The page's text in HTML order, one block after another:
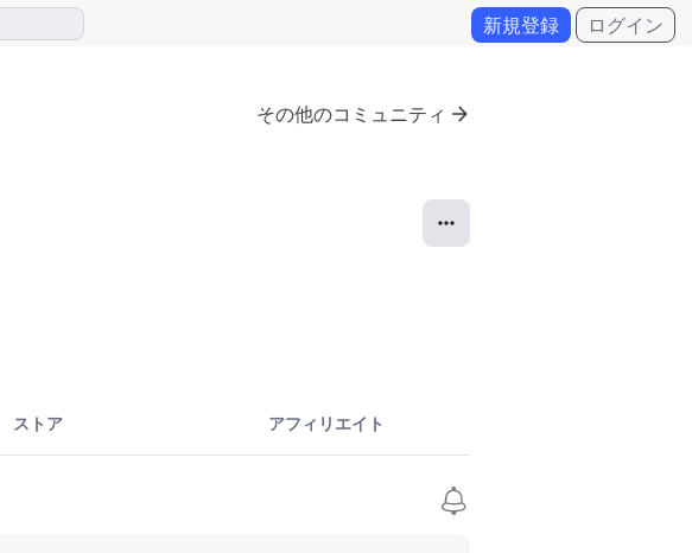
新規登録 ログイン
その他のコミュニティ
ストア アフィリエイト